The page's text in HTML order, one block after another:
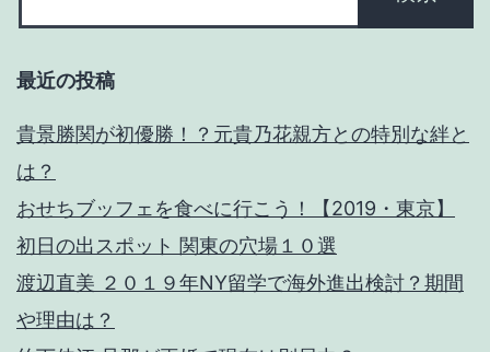
最近の投稿
貴景勝関が初優勝！？元貴乃花親方との特別な絆と
は？
おせちブッフェを食べに行こう！【2019・東京】
初日の出スポット 関東の穴場１０選
渡辺直美 ２０１９年NY留学で海外進出検討？期間
や理由は？